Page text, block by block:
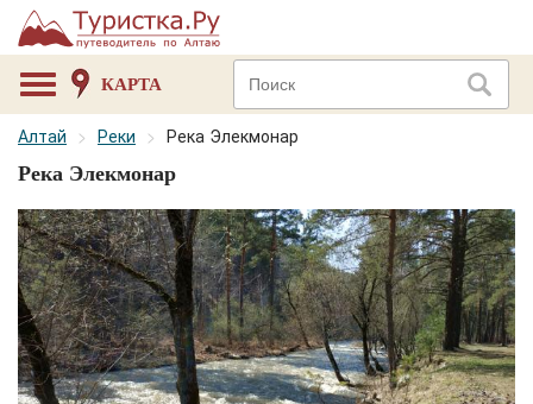
КАРТА
Алтай Реки
Река Элекмонар
Река Элекмонар